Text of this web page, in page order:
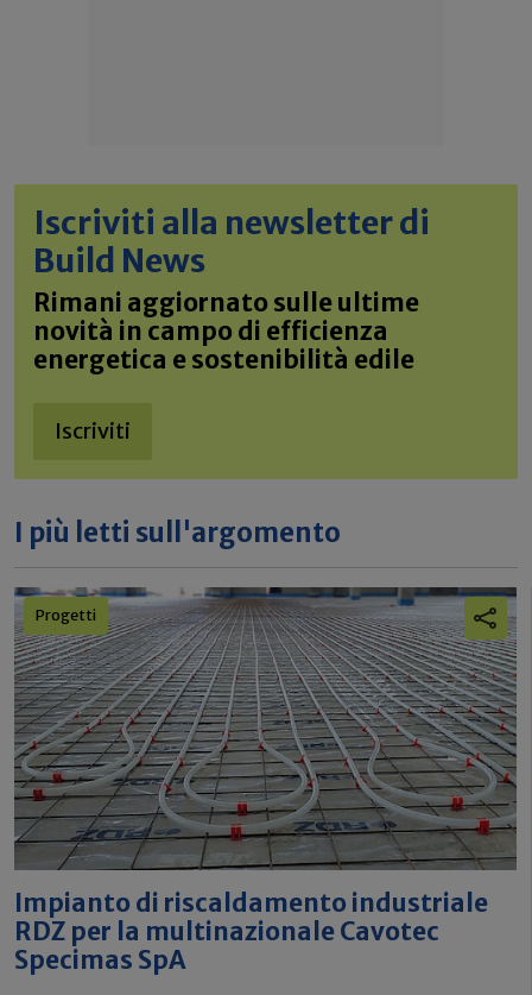
Iscriviti alla newsletter di
Build News
Rimani aggiornato sulle ultime
novità in campo di efficienza
energetica e sostenibilità edile
Iscriviti
I più letti sull'argomento
Progetti
Impianto di riscaldamento industriale
RDZ per la multinazionale Cavotec
Specimas SpA